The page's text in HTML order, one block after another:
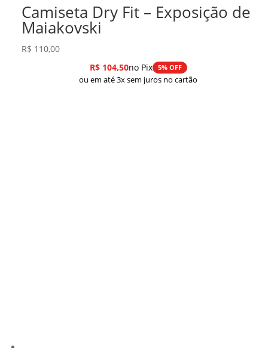
Camiseta Dry Fit – Exposição de
Maiakovski
R$ 110,00
R$104,50no Pix 5% OFF
ou em até 3x sem juros no cartão